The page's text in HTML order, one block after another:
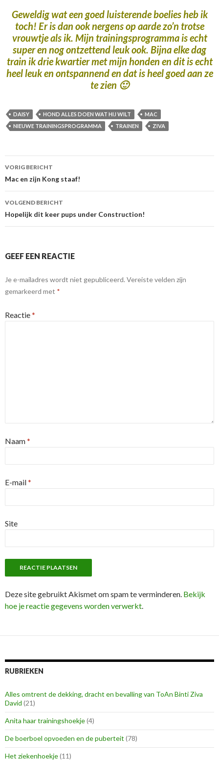
Geweldig wat een goed luisterende boelies heb ik
toch! Er is dan ook nergens op aarde zo’n trotse
vrouwtje als ik. Mijn trainingsprogramma is echt
super en nog ontzettend leuk ook. Bijna elke dag
train ik drie kwartier met mijn honden en dit is echt
heel leuk en ontspannend en dat is heel goed aan ze
te zien 🙂
DAISY HOND ALLES DOEN WAT HIJ WILT
MAC
NIEUWE TRAININGSPROGRAMMA
TRAINEN ZIVA
Berichtnavigatie
VORIG BERICHT
Mac en zijn Kong staaf!
VOLGEND BERICHT
Hopelijk dit keer pups under Construction!
GEEF EEN REACTIE
Je e-mailadres wordt niet gepubliceerd. Vereiste velden zijn
gemarkeerd met *
Reactie*
Naam*
E-mail*
Site
Deze site gebruikt Akismet om spam te verminderen. Bekijk
hoe je reactie gegevens worden verwerkt.
RUBRIEKEN
Alles omtrent de dekking, dracht en bevalling van ToAn Binti Ziva
David (21)
Anita haar trainingshoekje(4)
De boerboel opvoeden en de puberteit (78)
Het ziekenhoekje(11)